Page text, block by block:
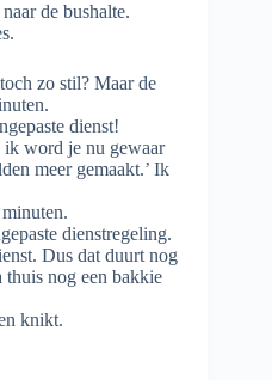
de bushalte.
zo stil? Maar de
dienst!
ik word je nu gewaar
meer gemaakt.’ Ik
dienstregeling.
Dus dat duurt nog
nog een bakkie
knikt.